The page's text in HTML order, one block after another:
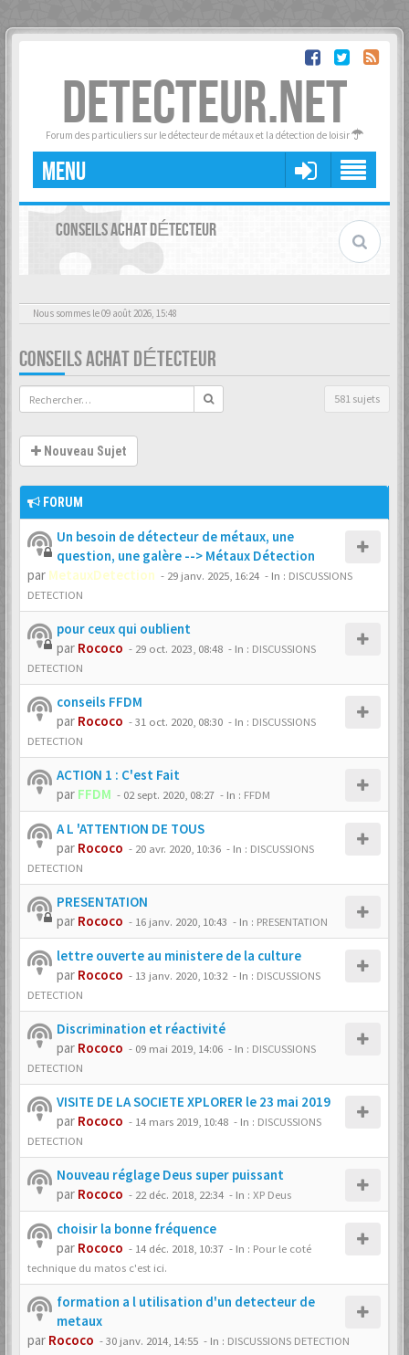
DETECTEUR.NET
Forum des particuliers sur le détecteur de métaux et la détection de loisir
MENU
CONSEILS ACHAT DÉTECTEUR
Nous sommes le 09 août 2026, 15:48
CONSEILS ACHAT DÉTECTEUR
581 sujets
Nouveau Sujet
FORUM
Un besoin de détecteur de métaux, une
question, une galère --> Métaux Détection
par MetauxDetection - 29 janv. 2025, 16:24 - In : DISCUSSIONS
DETECTION
pour ceux qui oublient
par Rococo - 29 oct. 2023, 08:48 - In : DISCUSSIONS
DETECTION
conseils FFDM
par Rococo -31 oct. 2020, 08:30 - In : DISCUSSIONS
DETECTION
ACTION 1 : C'est Fait
par FFDM - 02 sept. 2020, 08:27 - In : FFDM
A L 'ATTENTION DE TOUS
par Rococo - 20 avr. 2020, 10:36 - In : DISCUSSIONS
DETECTION
PRESENTATION
par Rococo - 16 janv. 2020, 10:43 - In : PRESENTATION
lettre ouverte au ministere de la culture
par Rococo - 13 janv. 2020, 10:32 - In : DISCUSSIONS
DETECTION
Discrimination et réactivité
par Rococo - 09 mai 2019, 14:06 - In : DISCUSSIONS
DETECTION
VISITE DE LA SOCIETE XPLORER le 23 mai 2019
par Rococo - 14 mars 2019, 10:48 - In : DISCUSSIONS
DETECTION
Nouveau réglage Deus super puissant
par Rococo - 22 déc. 2018, 22:34 - In : XP Deus
choisir la bonne fréquence
par Rococo - 14 déc. 2018, 10:37 - In : Pour le coté
technique du matos c'est ici.
formation a l utilisation d'un detecteur de
metaux
par Rococo -30 janv. 2014, 14:55 - In : DISCUSSIONS DETECTION